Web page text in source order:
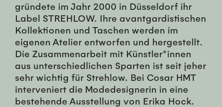
gründete im Jahr 2000 in Düsseldorf ihr
Label STREHLOW. Ihre avantgardistischen
Kollektionen und Taschen werden im
eigenen Atelier entworfen und hergestellt.
Die Zusammenarbeit mit Künstler*innen
aus unterschiedlichen Sparten ist seit jeher
sehr wichtig für Strehlow. Bei Cosar HMT
interveniert die Modedesignerin in eine
bestehende Ausstellung von Erika Hock.